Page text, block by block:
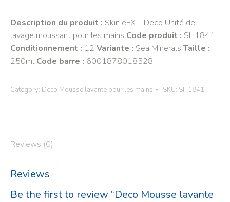
Description du produit : Skin eFX – Deco Unité de
lavage moussant pour les mains Code produit : SH1841
Conditionnement : 12 Variante : Sea Minerals Taille :
250ml Code barre : 6001878018528
Category: Deco Mousse lavante pour les mains SKU: SH1841
Reviews (0)
Reviews
Be the first to review “Deco Mousse lavante